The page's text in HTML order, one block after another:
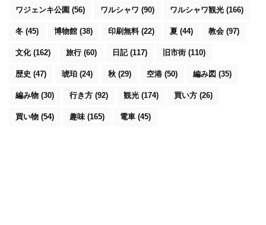
ワジェンキ公園 (56) ワルシャワ (90) ワルシャワ観光 (166)
冬 (45) 博物館 (38) 印刷無料(22) 夏 (44) 教会 (97)
文化(162) 旅行 (60) 日記(117) 旧市街 (110)
歴史 (47) 琥珀 (24) 秋 (29) 空港 (50) 編み図 (35)
編み物 (30) 行き方 (92) 観光 (174) 買い方 (26)
買い物 (54) 趣味 (165) 電車 (45)